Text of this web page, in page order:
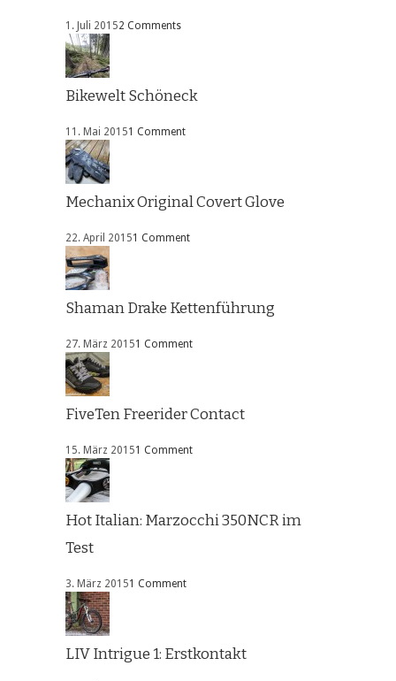
1. Juli 20152 Comments
Bikewelt Schöneck
11. Mai 20151 Comment
Mechanix Original Covert Glove
22. April 20151 Comment
Shaman Drake Kettenführung
27. März 20151 Comment
FiveTen Freerider Contact
15. März 20151 Comment
Hot Italian: Marzocchi 350NCR im
Test
3. März 20151 Comment
LIV Intrigue 1: Erstkontakt